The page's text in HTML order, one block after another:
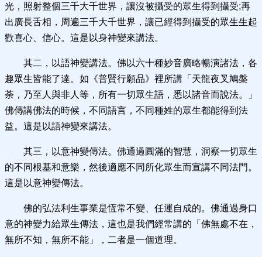
光，照射整個三千大千世界，讓沒被攝受的眾生得到攝受;再
出廣長舌相，周遍三千大千世界，讓已經得到攝受的眾生生起
歡喜心、信心。這是以身神變來講法。
其二，以語神變講法。佛以六十種妙音廣略暢演諸法，各
趣眾生皆能了達。如《普賢行願品》裡所講「天龍夜叉鳩槃
荼，乃至人與非人等，所有一切眾生語，悉以諸音而說法。」
佛傳講佛法的時候，不同語言，不同種姓的眾生都能得到法
益。這是以語神變來講法。
其三，以意神變傳法。佛通過圓滿的智慧，洞察一切眾生
的不同根基和意樂，然後適應不同所化眾生而宣講不同法門。
這是以意神變傳法。
佛的弘法利生事業是恆常不變、任運自成的。佛通過身口
意的神變力給眾生傳法，這也是我們經常講的「佛無處不在，
無所不知，無所不能」，二者是一個道理。